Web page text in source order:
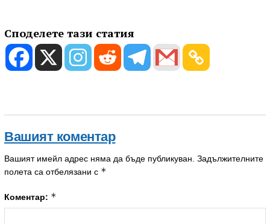
Споделете тази статия
Вашият коментар
Вашият имейл адрес няма да бъде публикуван. Задължителните
полета са отбелязани с *
Коментар: *